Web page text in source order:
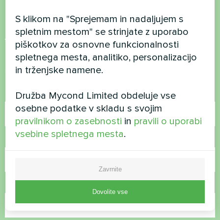
Želite kupiti ali imate
vprašanja?
Stopite v stik z nami in pomagali vam bomo
Ime
Telefonska številka
S klikom na "Sprejemam in nadaljujem s
spletnim mestom" se strinjate z uporabo
piškotkov za osnovne funkcionalnosti
spletnega mesta, analitiko, personalizacijo
in trženjske namene.
Družba Mycond Limited obdeluje vse
osebne podatke v skladu s svojim
pravilnikom o zasebnosti in pravili o uporabi
vsebine spletnega mesta.
Zavrnite
Dovolite vse